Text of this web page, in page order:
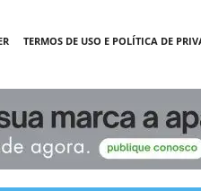
TERMOS DE USO E POLÍTICA DE